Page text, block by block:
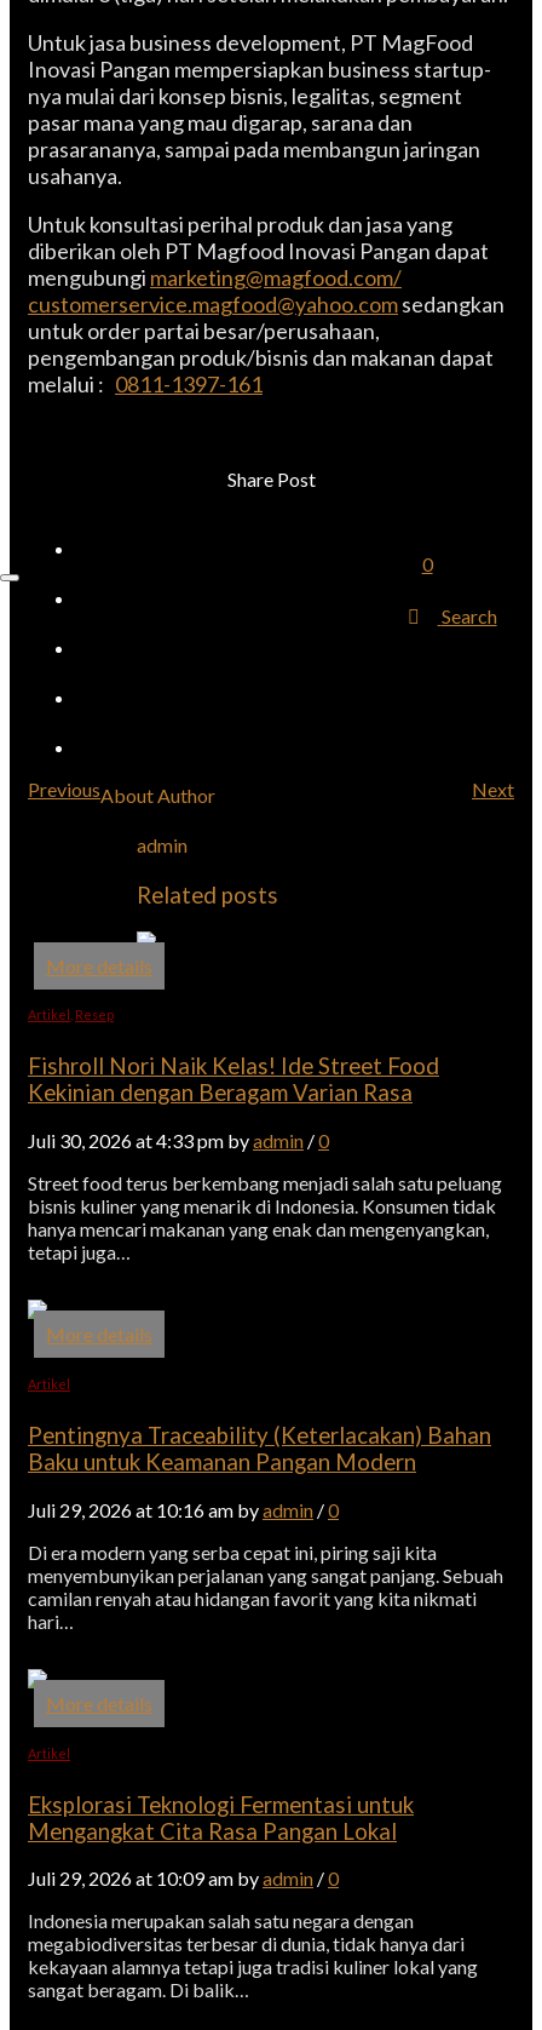
0
Search
Untuk jasa business development, PT MagFood
Inovasi Pangan mempersiapkan business startup-
nya mulai dari konsep bisnis, legalitas, segment
pasar mana yang mau digarap, sarana dan
prasarananya, sampai pada membangun jaringan
usahanya.
Untuk konsultasi perihal produk dan jasa yang
diberikan oleh PT Magfood Inovasi Pangan dapat
mengubungi marketing@magfood.com/
customerservice.magfood@yahoo.comsedangkan
untuk order partai besar/perusahaan,
pengembangan produk/bisnis dan makanan dapat
melalui : 0811-1397-161
Share Post
Previous Next
About Author
admin
Related posts
More details
Artikel Resep
Fishroll Nori Naik Kelas! Ide Street Food
Kekinian dengan Beragam Varian Rasa
Juli 30, 2026 at 4:33 pm byadmin /0
Street food terus berkembang menjadi salah satu peluang
bisnis kuliner yang menarik di Indonesia. Konsumen tidak
hanya mencari makanan yang enak dan mengenyangkan,
tetapi juga…
More details
Artikel
Pentingnya Traceability (Keterlacakan) Bahan
Baku untuk Keamanan Pangan Modern
Juli 29, 2026 at 10:16 am byadmin /0
Di era modern yang serba cepat ini, piring saji kita
menyembunyikan perjalanan yang sangat panjang. Sebuah
camilan renyah atau hidangan favorit yang kita nikmati
hari…
More details
Artikel
Eksplorasi Teknologi Fermentasi untuk
Mengangkat Cita Rasa Pangan Lokal
Juli 29, 2026 at 10:09 am byadmin /0
Indonesia merupakan salah satu negara dengan
megabiodiversitas terbesar di dunia, tidak hanya dari
kekayaan alamnya tetapi juga tradisi kuliner lokal yang
sangat beragam. Di balik…